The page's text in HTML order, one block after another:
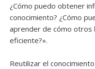
¿Cómo puedo obtener
conocimiento? ¿Cómo
aprender de cómo otros
eficiente?».
Reutilizar el